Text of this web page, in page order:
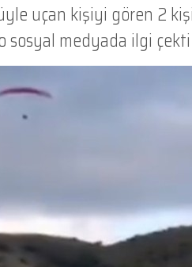
uçan kişiyi gören 2
sosyal medyada ilgi çekti